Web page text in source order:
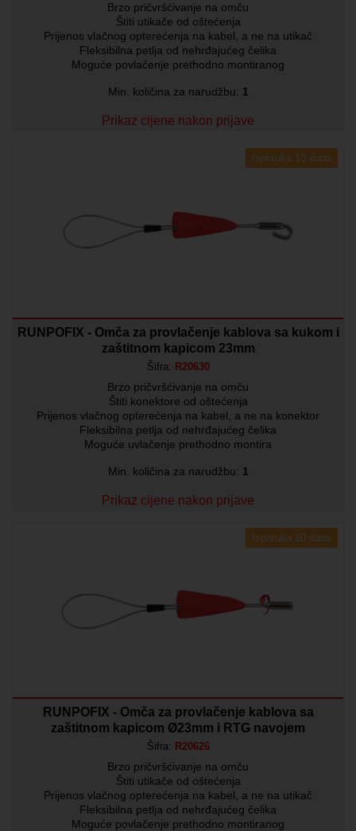
Brzo pričvršćivanje na omču
Štiti utikače od oštećenja
Prijenos vlačnog opterećenja na kabel, a ne na utikač
Fleksibilna petlja od nehrđajućeg čelika
Moguće povlačenje prethodno montiranog
Min. količina za narudžbu: 1
Prikaz cijene nakon prijave
Isporuka 10 dana
RUNPOFIX - Omča za provlačenje kablova sa kukom i
zaštitnom kapicom 23mm
Šifra: R20630
Brzo pričvršćivanje na omču
Štiti konektore od oštećenja
Prijenos vlačnog opterećenja na kabel, a ne na konektor
Fleksibilna petlja od nehrđajućeg čelika
Moguće uvlačenje prethodno montira
Min. količina za narudžbu: 1
Prikaz cijene nakon prijave
Isporuka 10 dana
RUNPOFIX - Omča za provlačenje kablova sa
zaštitnom kapicom Ø23mm i RTG navojem
Šifra: R20626
Brzo pričvršćivanje na omču
Štiti utikače od oštećenja
Prijenos vlačnog opterećenja na kabel, a ne na utikač
Fleksibilna petlja od nehrđajućeg čelika
Moguće povlačenje prethodno montiranog